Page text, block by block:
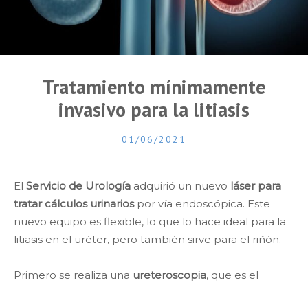
Tratamiento mínimamente
invasivo para la litiasis
01/06/2021
El Servicio de Urología adquirió un nuevo láser para
tratar cálculos urinariospor vía endoscópica. Este
nuevo equipo es flexible, lo que lo hace ideal para la
litiasis en el uréter, pero también sirve para el riñón.
Primero se realiza una ureteroscopia, que es el